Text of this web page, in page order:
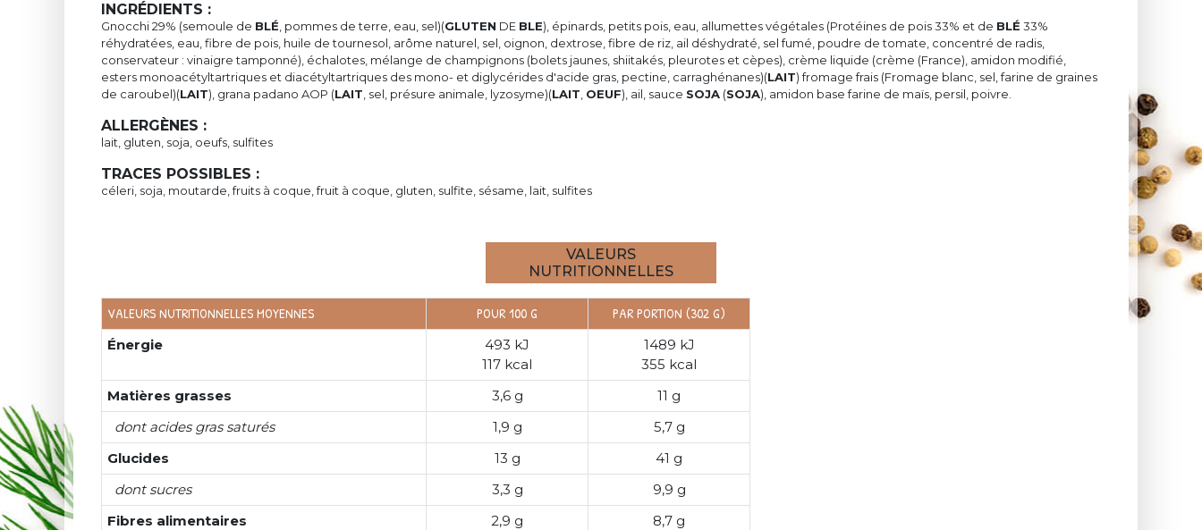
INGRÉDIENTS :
Gnocchi 29% (semoule de BLÉ , pommes de terre, eau, sel)(GLUTEN DE BLE), épinards, petits pois, eau, allumettes végétales (Protéines de pois 33% et de BLÉ 33%
réhydratées, eau, fibre de pois, huile de tournesol, arôme naturel, sel, oignon, dextrose, fibre de riz, ail déshydraté, sel fumé, poudre de tomate, concentré de radis,
conservateur : vinaigre tamponné), échalotes, mélange de champignons (bolets jaunes, shiitakés, pleurotes et cèpes), crème liquide (crème (France), amidon modifié,
esters monoacétyltartriques et diacétyltartriques des mono- et diglycérides d'acide gras, pectine, carraghénanes)(LAIT) fromage frais (Fromage blanc, sel, farine de graines
de caroubel)(LAIT), grana padano AOP (LAIT , sel, présure animale, lyzosyme)(LAIT OEUF), ail, sauce SOJA (SOJA), amidon base farine de maïs, persil, poivre.
ALLERGÈNES :
lait, gluten, soja, oeufs, sulfites
TRACES POSSIBLES :
céleri, soja, moutarde, fruits à coque, fruit à coque, gluten, sulfite, sésame, lait, sulfites
VALEURS
NUTRITIONNELLES
VALEURS NUTRITIONNELLES MOYENNES POUR 100 G PAR PORTION (302 G)
Énergie
493 kJ
117 kcal
1489 kJ
355 kcal
Matières grasses
3,6 g
11 g
dont acides gras saturés
1,9 g
5,7 g
Glucides
13 g
41 g
dont sucres
3,3 g
9,9 g
Fibres alimentaires
2,9 g
8,7 g